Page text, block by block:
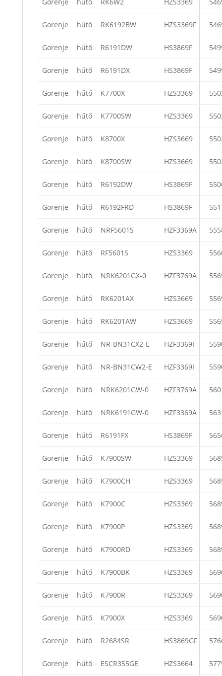
Gorenje hűtő RK6W2 HZS3369
Gorenje hűtő RK6192BW HZS3369F
Gorenje hűtő R6191DW HS3869F
Gorenje hűtő R6191DX HS3869F
Gorenje hűtő K7700X HZS3369
Gorenje hűtő K7700SW HZS3369
Gorenje hűtő K8700X HZS3669
Gorenje hűtő K8700SW HZS3669
Gorenje hűtő R6192DW HS3869F
Gorenje hűtő R6192FRD HS3869F
Gorenje hűtő NRF5601S HZF3369A
Gorenje hűtő RF5601S HZS3369
Gorenje hűtő NRK6201GX-0 HZF3769A
Gorenje hűtő RK6201AX HZS3669
Gorenje hűtő RK6201AW HZS3669
Gorenje hűtő NR-BN31CX2-E HZF3369I
Gorenje hűtő NR-BN31CW2-E HZF3369I
Gorenje hűtő NRK6201GW-0 HZF3769A
Gorenje hűtő NRK6191GW-0 HZF3369A
Gorenje hűtő R6191FX HS3869F
Gorenje hűtő K7900SW HZS3369
Gorenje hűtő K7900CH HZS3369
Gorenje hűtő K7900C HZS3369
Gorenje hűtő K7900P HZS3369
Gorenje hűtő K7900RD HZS3369
Gorenje hűtő K7900BK HZS3369
Gorenje hűtő K7900R HZS3369
Gorenje hűtő K7900X HZS3369
Gorenje hűtő R2684SR HS3869GF
Gorenje hűtő ESCR355GE HZS3664